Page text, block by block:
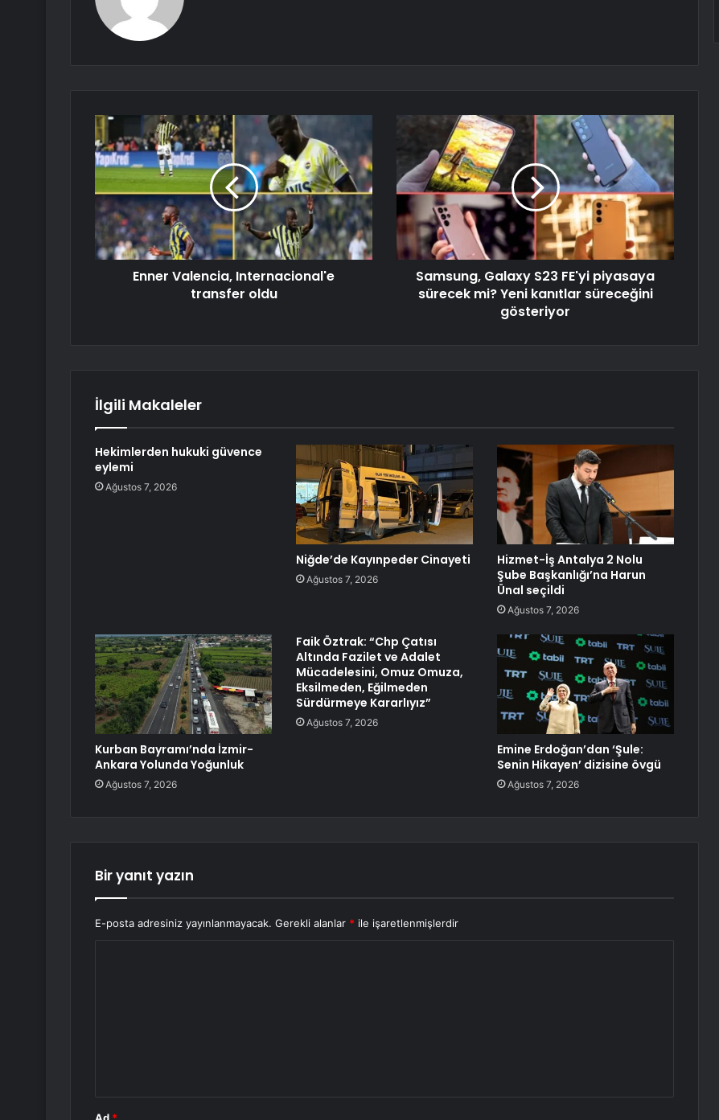
Enner Valencia, Internacional'e
transfer oldu
Samsung, Galaxy S23 FE'yi piyasaya
sürecek mi? Yeni kanıtlar süreceğini
gösteriyor
İlgili Makaleler
Hekimlerden hukuki güvence
eylemi
Ağustos 7, 2026
Niğde’de Kayınpeder Cinayeti
Ağustos 7, 2026
Hizmet-İş Antalya 2 Nolu
Şube Başkanlığı’na Harun
Ünal seçildi
Ağustos 7, 2026
Kurban Bayramı’nda İzmir-
Ankara Yolunda Yoğunluk
Ağustos 7, 2026
Faik Öztrak: “Chp Çatısı
Altında Fazilet ve Adalet
Mücadelesini, Omuz Omuza,
Eksilmeden, Eğilmeden
Sürdürmeye Kararlıyız”
Ağustos 7, 2026
Emine Erdoğan’dan ‘Şule:
Senin Hikayen’ dizisine övgü
Ağustos 7, 2026
Bir yanıt yazın
E-posta adresiniz yayınlanmayacak. Gerekli alanlar * ile işaretlenmişlerdir